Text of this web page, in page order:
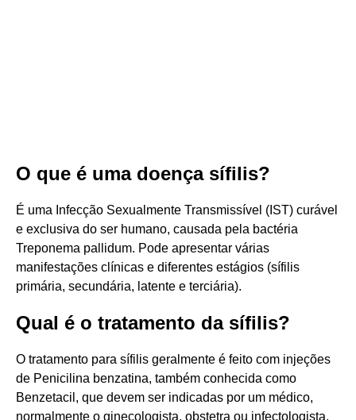
O que é uma doença sífilis?
É uma Infecção Sexualmente Transmissível (IST) curável
e exclusiva do ser humano, causada pela bactéria
Treponema pallidum. Pode apresentar várias
manifestações clínicas e diferentes estágios (sífilis
primária, secundária, latente e terciária).
Qual é o tratamento da sífilis?
O tratamento para sífilis geralmente é feito com injeções
de Penicilina benzatina, também conhecida como
Benzetacil, que devem ser indicadas por um médico,
normalmente o ginecologista, obstetra ou infectologista.